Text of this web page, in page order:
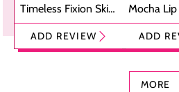
Timeless Fixion Skin
Tint Stick,
Foundation dan
ADD REVIEW
Mocha
Pelembap
dengan
ADD
MORE